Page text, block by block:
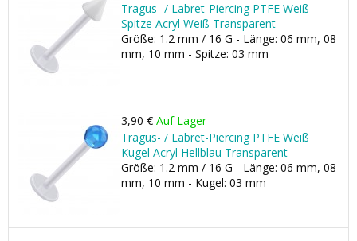
Tragus- / Labret-Piercing PTFE Weiß
Spitze Acryl Weiß Transparent
Größe: 1.2 mm / 16 G - Länge: 06 mm, 08
mm, 10 mm - Spitze: 03 mm
3,90 € Auf Lager
Tragus- / Labret-Piercing PTFE Weiß
Kugel Acryl Hellblau Transparent
Größe: 1.2 mm / 16 G - Länge: 06 mm, 08
mm, 10 mm - Kugel: 03 mm